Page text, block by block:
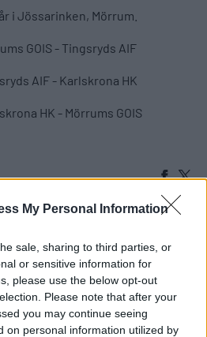
My Personal Information
sale, sharing to third parties, or
or sensitive information for
please use the below opt-out
Please note that after your
you may continue seeing
on personal information utilized by
i Jössarinken, Mörrum.
GOIS - Tingsryds AIF
AIF - Karlskrona HK
HK - Mörrums GOIS
MATCHERNA?
1 min läsning